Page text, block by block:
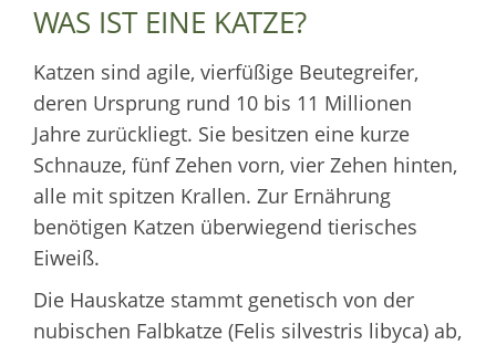
WAS IST EINE KATZE?
Katzen sind agile, vierfüßige Beutegreifer,
deren Ursprung rund 10 bis 11 Millionen
Jahre zurückliegt. Sie besitzen eine kurze
Schnauze, fünf Zehen vorn, vier Zehen hinten,
alle mit spitzen Krallen. Zur Ernährung
benötigen Katzen überwiegend tierisches
Eiweiß.
Die Hauskatze stammt genetisch von der
nubischen Falbkatze (Felis silvestris libyca) ab,